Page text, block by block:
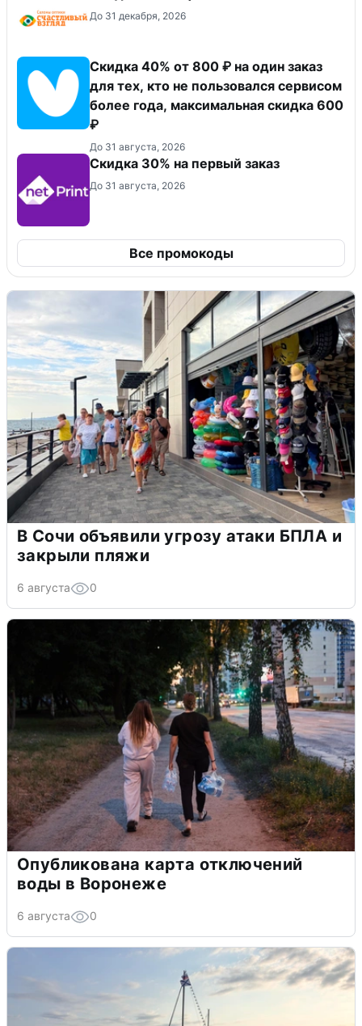
До 31 декабря, 2026
Скидка 40% от 800 ₽ на один заказ
для тех, кто не пользовался сервисом
более года, максимальная скидка 600
₽
До 31 августа, 2026
Скидка 30% на первый заказ
До 31 августа, 2026
Все промокоды
В Сочи объявили угрозу атаки БПЛА и
закрыли пляжи
6 августа 0
Опубликована карта отключений
воды в Воронеже
6 августа 0